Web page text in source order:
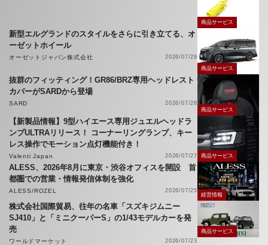
商品サービス
新型エルグランドのスタイルをさらに引き立てる、オ
ーゼットホイール
オーゼットジャパン株式会社
2026/07/29
商品サービス
抜群のフィッティング！GR86/BRZ専用ヘッドレスト
カバーがSARDから登場
SARD
2026/07/28
商品サービス
【新製品情報】9型ハイエース専用ジュエルヘッドラ
ンプULTRAリリース！ コーナーリングランプ、キー
レス操作でモーション点灯機能付き！
Valenti Japan 2026/07/27 商品サービス
ALESS、2026年8月に東京・渋谷オフィスを開設 首
都圏での営業・情報発信体制を強化
ALESS/ROZEL 2026/07/25
経営情報
株式会社国際貿易、往年の名車「スズキジムニー
SJ410」と「ミニクーパーS」の1/43モデルカーを発
売
ワールドマーケット 2026/07/23
商品サービス